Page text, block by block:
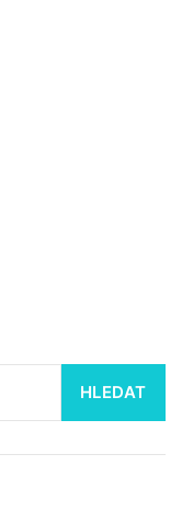
HLEDAT